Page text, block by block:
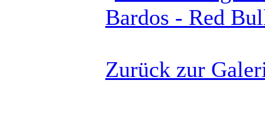
Zurück zur